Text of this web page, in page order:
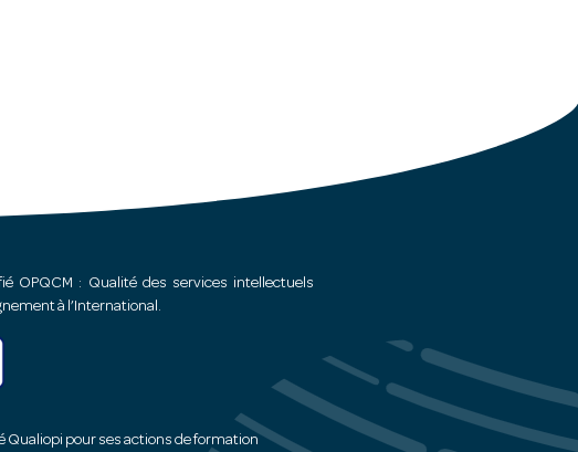
OPQCM : Qualité des services intellectuels
à l’International.
Qualiopi pour ses actions de formation